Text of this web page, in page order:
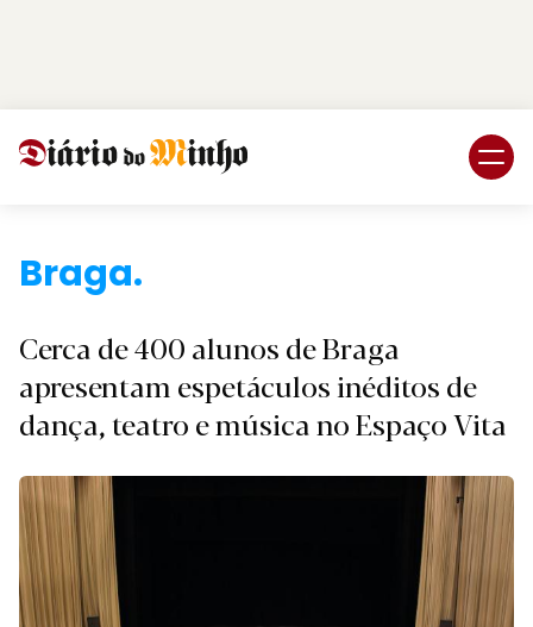
Cerca de 400 alunos de Braga
apresentam espetáculos inéditos de
dança, teatro e música no Espaço Vita